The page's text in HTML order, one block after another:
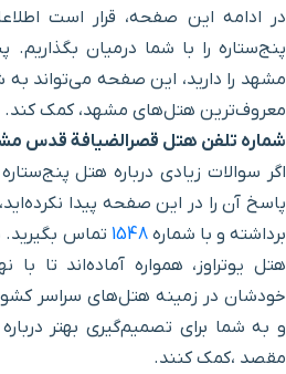
موزه نجوم و ساعت
آرامگاه شیخ بهایی ۴ دقیقه با خودرو(۱ کیلومتر و ۹۴۲ متر)
حرم ورودی شیخ طبرسی
رستوران رضایی
آرامگاه شیخ نخودکی ۴ دقیقه با خودرو(۲ کیلومتر و ۲۳ متر)
میدان بیت المقدس (فلکه
در ادامه این صفحه، قرار است
پنج‌ستاره را با شما درمیان
مشهد را دارید، این صفحه می‌تواند به
معروف‌ترین هتل‌های مشهد، کمک کند.
شماره تلفن هتل قصرالضیافة قدس
اگر سوالات زیادی درباره هتل
پاسخ آن را در این صفحه پیدا
برداشته و با شماره1548 تماس بگیرید.
هتل یوتراوز، همواره آماده‌اند تا
خودشان در زمینه هتل‌های سراسر کشور
و به شما برای تصمیم‌گیری بهتر
مقصد ،کمک کنند.